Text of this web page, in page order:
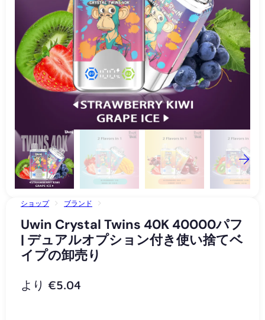
ショップ
ブランド
い捨てベイプの卸売り
Uwin Crystal Twins 40K 40000パフ
| デュアルオプション付き使い捨てベ
イプの卸売り
より €5.04